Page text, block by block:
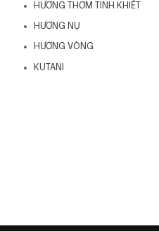
HƯƠNG THƠM TINH KHIẾT
HƯƠNG NỤ
HƯƠNG VÒNG
KUTANI